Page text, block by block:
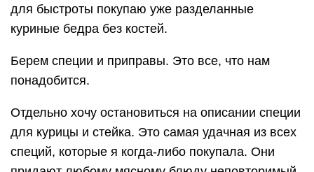
кориандр, белый перец, чили, семена горчицы,
кукурма.
Добавляем в фарш соль и чеснок.
и стейка.
Добавляем 2 столовые ложки майонеза
и
тщательно перемешиваем фарш. После этого в